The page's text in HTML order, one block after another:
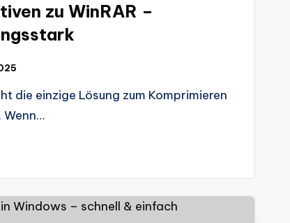
zu WinRAR –
die einzige Lösung zum Komprimieren
Wenn…